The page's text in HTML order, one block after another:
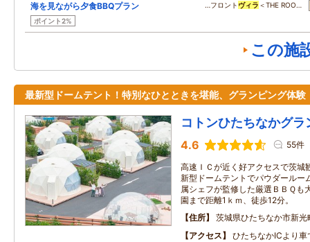
海を見ながら夕食BBQプラン
ポイント2%
…フロント ヴィラ ＜THE ROO…
この施
最新型ドームテント！特別なひとときを堪能、グランピング体験
コトンひたちなかグラ
4.6 55件
高速ＩＣが近く好アクセスで茨城
新型ドームテントでパウダールー
属シェフが監修した厳選ＢＢＱも
園まで距離1ｋｍ、徒歩12分。
住所
茨城県ひたちなか市新光
アクセス
ひたちなかICより